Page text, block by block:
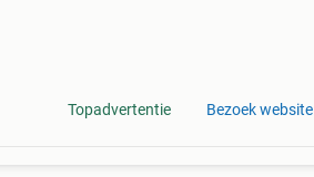
Topadvertentie Bezoek website